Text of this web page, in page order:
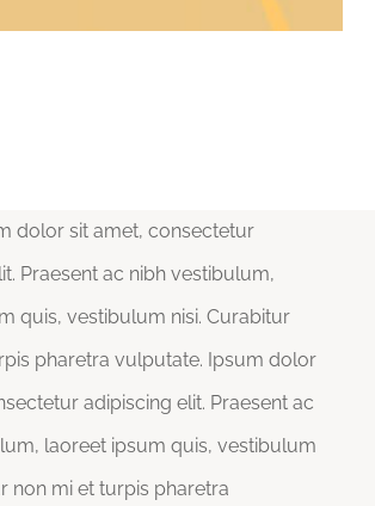
dolor sit amet, consectetur
Praesent ac nibh vestibulum,
quis, vestibulum nisi. Curabitur
pharetra vulputate. Ipsum dolor
adipiscing elit. Praesent ac
laoreet ipsum quis, vestibulum
non mi et turpis pharetra